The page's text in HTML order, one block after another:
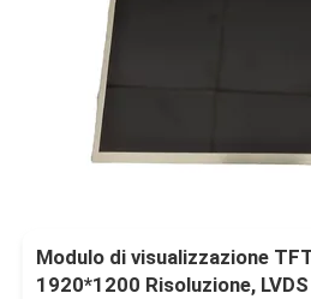
Modulo di visualizzazione
1920*1200 Risoluzione,